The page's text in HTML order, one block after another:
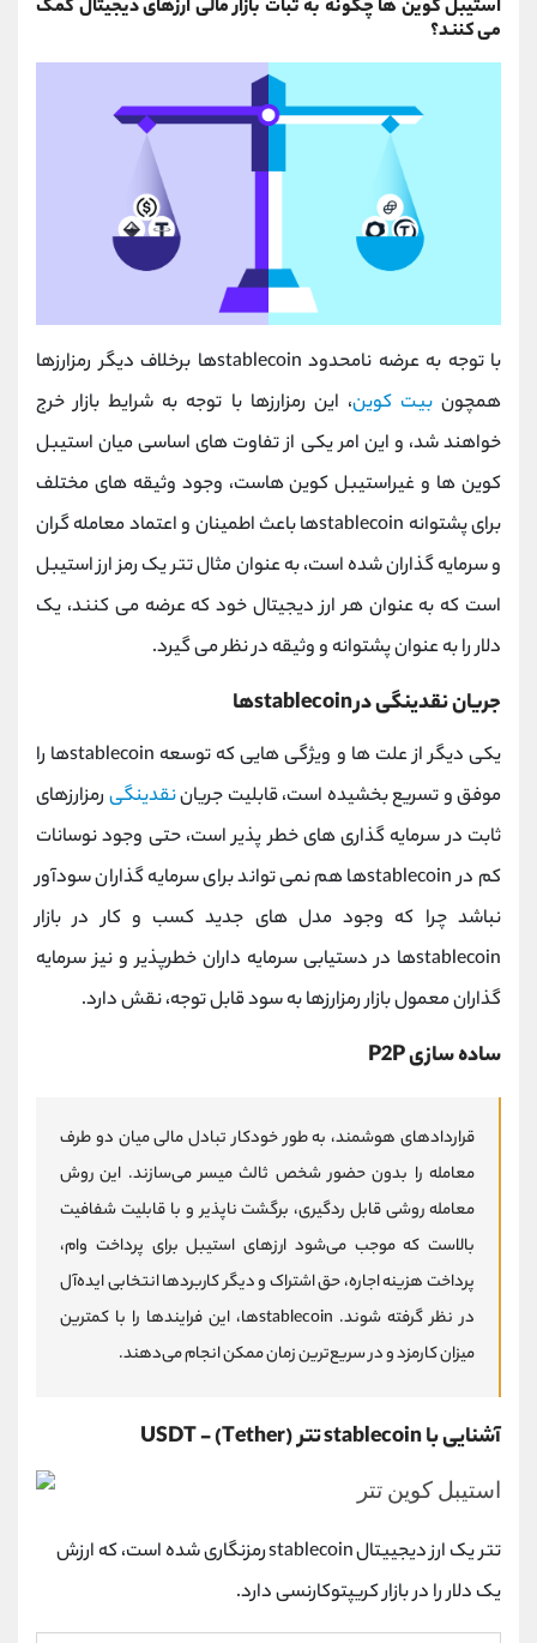
استیبل کوین ها چگونه به ثبات بازار مالی ارزهای دیجیتال کمک
می کنند؟
با توجه به عرضه نامحدود stablecoinها برخلاف دیگر رمزارزها
همچونبیت کوین، این رمزارزها با توجه به شرایط بازار خرج
خواهند شد، و این امر یکی از تفاوت های اساسی میان استیبل
کوین ها و غیراستیبل کوین هاست، وجود وثیقه های مختلف
برای پشتوانه stablecoinها باعث اطمینان و اعتماد معامله گران
و سرمایه گذاران شده است، به عنوان مثال تتر یک رمز ارز استیبل
است که به عنوان هر ارز دیجیتال خود که عرضه می کنند، یک
دلار را به عنوان پشتوانه و وثیقه در نظر می گیرد.
جریان نقدینگی درstablecoinها
یکی دیگر از علت ها و ویژگی هایی که توسعه stablecoinها را
موفق و تسریع بخشیده است، قابلیت جریاننقدینگی رمزارزهای
ثابت در سرمایه گذاری های خطر پذیر است، حتی وجود نوسانات
کم در stablecoinها هم نمی تواند برای سرمایه گذاران سودآور
نباشد چرا که وجود مدل های جدید کسب و کار در بازار
stablecoinها در دستیابی سرمایه داران خطرپذیر و نیز سرمایه
گذاران معمول بازار رمزارزها به سود قابل توجه، نقش دارد.
ساده سازیP2P
قراردادهای هوشمند، به طور خودکار تبادل مالی میان دو طرف
معامله را بدون حضور شخص ثالث میسر می‌سازند. این روش
معامله روشی قابل ردگیری، برگشت‌ ناپذیر و با قابلیت شفافیت
بالاست که موجب می‌شود ارزهای استیبل برای پرداخت وام،
پرداخت هزینه اجاره، حق اشتراک و دیگر کاربردها انتخابی ایده‌آل
در نظر گرفته شوند. stablecoinها، این فرایندها را با کمترین
میزان کارمزد و در سریع‌ترین زمان ممکن انجام می‌دهند.
آشنایی با stablecoin تتر (Tether)
-
USDT
تتر یک ارز دیجییتالstablecoinرمزنگاری شده است، که ارزش
یک دلار را در بازار کریپتوکارنسی دارد.